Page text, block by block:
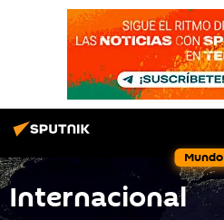
Mundo
Internacional